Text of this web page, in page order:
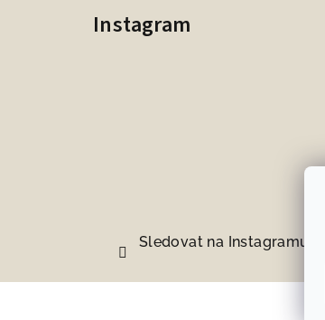
Instagram
Sledovat na Instagramu